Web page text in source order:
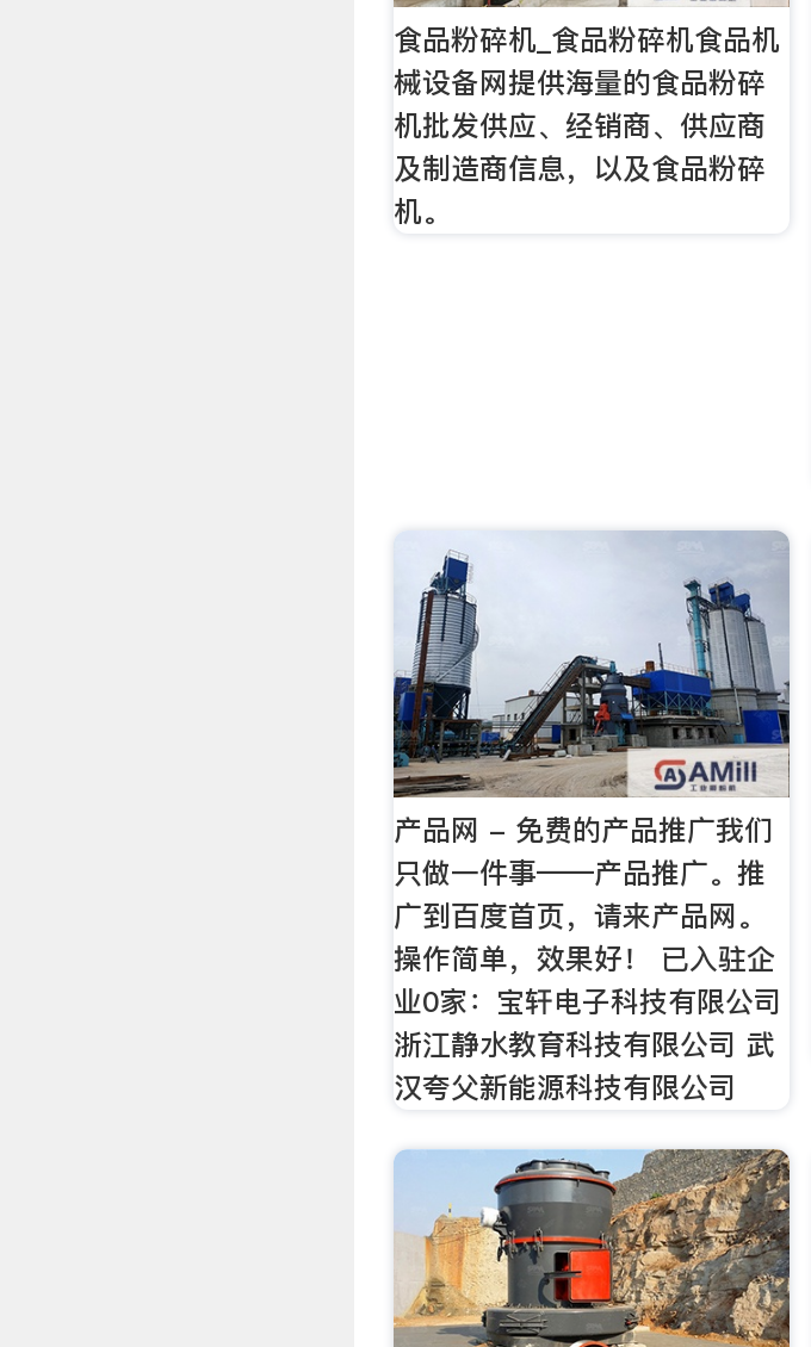
食品粉碎机_食品粉碎机食品机
械设备网提供海量的食品粉碎
机批发供应、经销商、供应商
及制造商信息，以及食品粉碎
机。
产品网 - 免费的产品推广我们
只做一件事——产品推广。推
广到百度首页，请来产品网。
操作简单，效果好！ 已入驻企
业0家：宝轩电子科技有限公司
浙江静水教育科技有限公司 武
汉夸父新能源科技有限公司